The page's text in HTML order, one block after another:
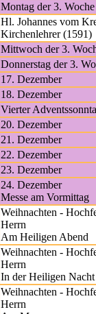
Montag der 3.
Hl. Johannes vom
Kirchenlehrer (1591)
Mittwoch der 3.
Donnerstag der 3.
17. Dezember
18. Dezember
Vierter
20. Dezember
21. Dezember
22. Dezember
23. Dezember
24. Dezember
Messe am Vormittag
Weihnachten -
Herrn
Am Heiligen Abend
Weihnachten -
Herrn
In der Heiligen Nacht
Weihnachten -
Herrn